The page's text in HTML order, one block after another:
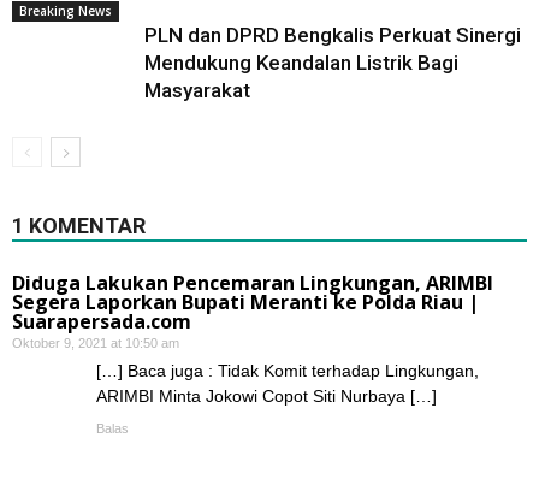
Breaking News
PLN dan DPRD Bengkalis Perkuat Sinergi
Mendukung Keandalan Listrik Bagi
Masyarakat
1 KOMENTAR
Diduga Lakukan Pencemaran Lingkungan, ARIMBI
Segera Laporkan Bupati Meranti ke Polda Riau |
Suarapersada.com
Oktober 9, 2021 at 10:50 am
[…] Baca juga : Tidak Komit terhadap Lingkungan,
ARIMBI Minta Jokowi Copot Siti Nurbaya […]
Balas